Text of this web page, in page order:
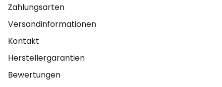
Zahlungsarten
Versandinformationen
Kontakt
Herstellergarantien
Bewertungen